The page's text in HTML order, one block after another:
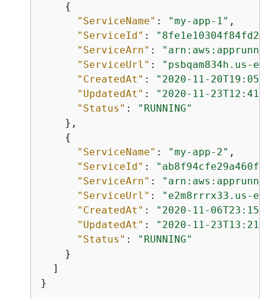
{
"ServiceName" : "my-app-1" ,
"ServiceId" :
"ServiceArn" :
"ServiceUrl" :
"psbqam834h.us-
"CreatedAt" :
"2020-11-
"UpdatedAt" :
"2020-11-
"Status" :
"RUNNING"
    },
{
"ServiceName" : "my-app-2" ,
"ServiceId" :
"ServiceArn" :
"ServiceUrl" :
"e2m8rrrx33.us-
"CreatedAt" :
"2020-11-
"UpdatedAt" :
"2020-11-
"Status" :
"RUNNING"
    }
  ]
}